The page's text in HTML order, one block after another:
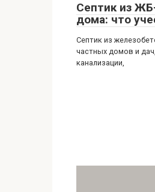
Септик из
дома: что
Септик из
частных домов и
канализации,